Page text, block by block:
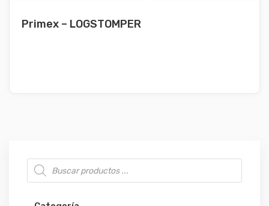
Búsqueda de productos
Primex – LOGSTOMPER